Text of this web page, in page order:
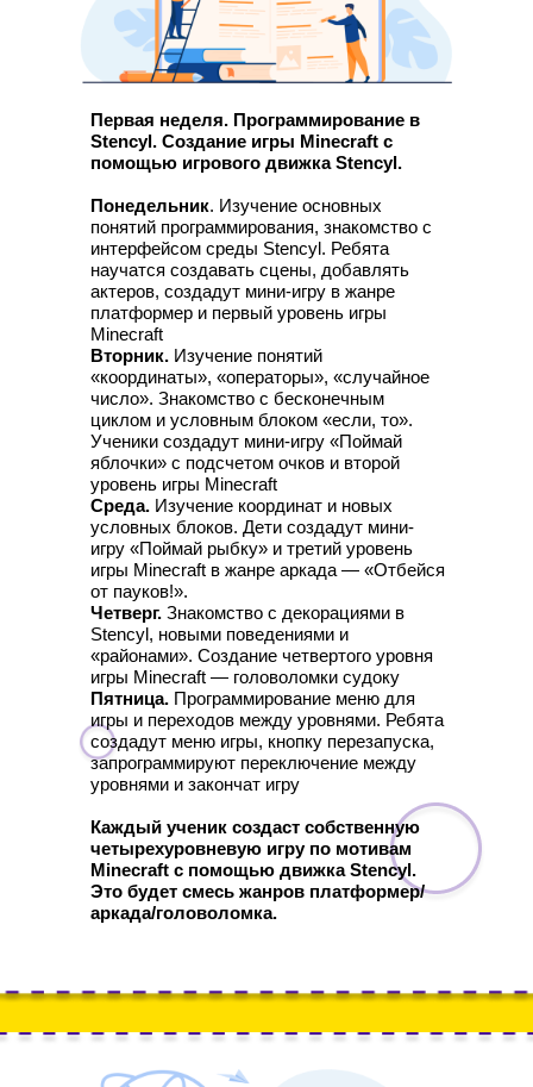
Первая неделя. Программирование в
Stencyl. Создание игры Minecraft с
помощью игрового движка Stencyl.
Понедельник. Изучение основных
понятий программирования, знакомство с
интерфейсом среды Stencyl. Ребята
научатся создавать сцены, добавлять
актеров, создадут мини-игру в жанре
платформер и первый уровень игры
Minecraft
Вторник. Изучение понятий
«координаты», «операторы», «случайное
число». Знакомство с бесконечным
циклом и условным блоком «если, то».
Ученики создадут мини-игру «Поймай
яблочки» с подсчетом очков и второй
уровень игры Minecraft
Среда. Изучение координат и новых
условных блоков. Дети создадут мини-
игру «Поймай рыбку» и третий уровень
игры Minecraft в жанре аркада — «Отбейся
от пауков!».
Четверг. Знакомство с декорациями в
Stencyl, новыми поведениями и
«районами». Создание четвертого уровня
игры Minecraft — головоломки судоку
Пятница. Программирование меню для
игры и переходов между уровнями. Ребята
создадут меню игры, кнопку перезапуска,
запрограммируют переключение между
уровнями и закончат игру
Каждый ученик создаст собственную
четырехуровневую игру по мотивам
Minecraft с помощью движка Stencyl.
Это будет смесь жанров платформер/
аркада/головоломка.